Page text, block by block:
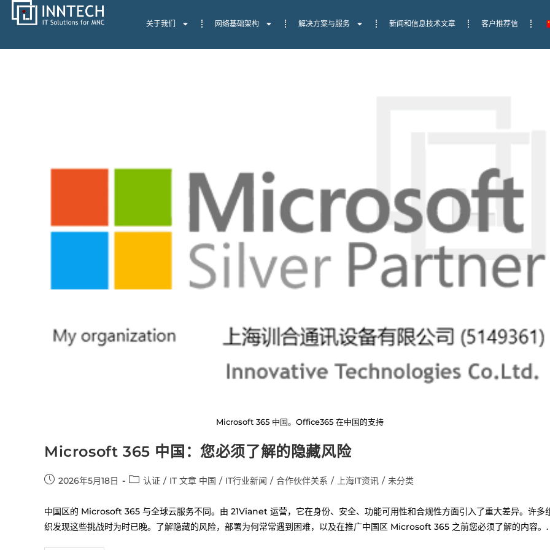
关于我们 网络基础架构 解决方案与服务 新闻和信息技术文章 客户推荐信
Microsoft 365 中国。Office365 在中国的支持
Microsoft 365 中国：您必须了解的隐藏风险
2026年5月18日 认证 / IT 文章 中国 / IT行业新闻 / 合作伙伴关系 / 上海IT资讯 / 未分类
中国区的 Microsoft 365 与全球云服务不同。由 21Vianet 运营，它在身份、安全、功能可用性和合规性方面引入了重大差异。许多
织发现这些挑战时为时已晚。了解隐藏的风险，部署为何常常遇到困难，以及在推广中国区 Microsoft 365 之前您必须了解的内容。.